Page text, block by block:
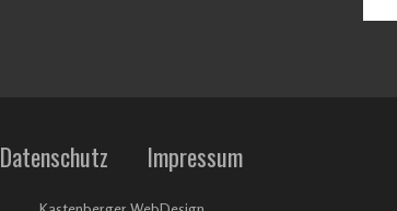
Datenschutz Impressum